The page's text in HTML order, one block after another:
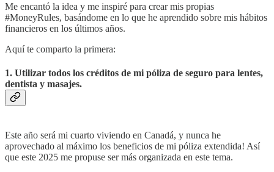
Me encantó la idea y me inspiré para crear mis propias
#MoneyRules, basándome en lo que he aprendido sobre mis hábitos
financieros en los últimos años.
Aquí te comparto la primera:
1. Utilizar todos los créditos de mi póliza de seguro para lentes,
dentista y masajes.
Este año será mi cuarto viviendo en Canadá, y nunca he
aprovechado al máximo los beneficios de mi póliza extendida! Así
que este 2025 me propuse ser más organizada en este tema.